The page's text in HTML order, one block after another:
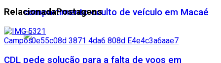
compartimento oculto de veículo em Macaé
RelacionadaPostagens
Campos
CDL pede solução para a falta de voos em